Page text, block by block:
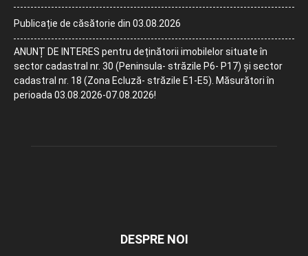
Publicație de căsătorie din 03.08.2026
ANUNȚ DE INTERES pentru deținătorii imobilelor situate în
sector cadastral nr. 30 (Peninsula- străzile P6- P17) și sector
cadastral nr. 18 (Zona Ecluză- străzile E1-E5). Măsurători în
perioada 03.08.2026-07.08.2026!
DESPRE NOI